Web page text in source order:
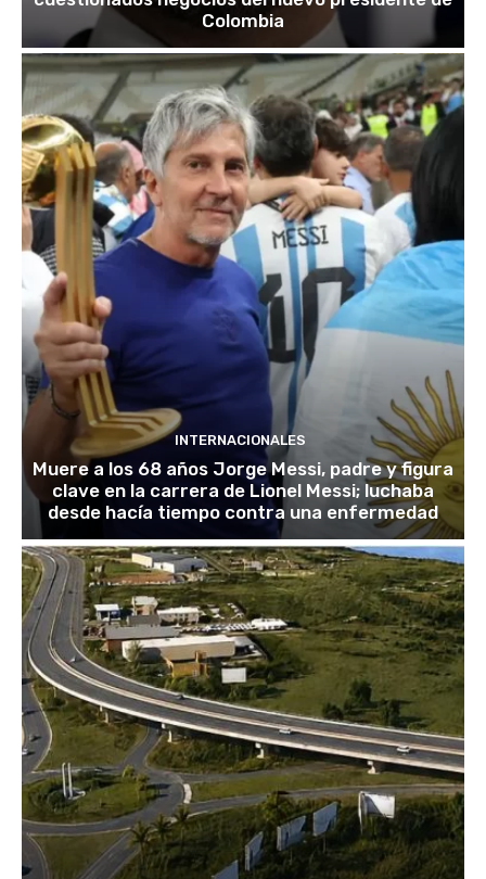
Colombia
INTERNACIONALES
Muere a los 68 años Jorge Messi, padre y figura
clave en la carrera de Lionel Messi; luchaba
desde hacía tiempo contra una enfermedad